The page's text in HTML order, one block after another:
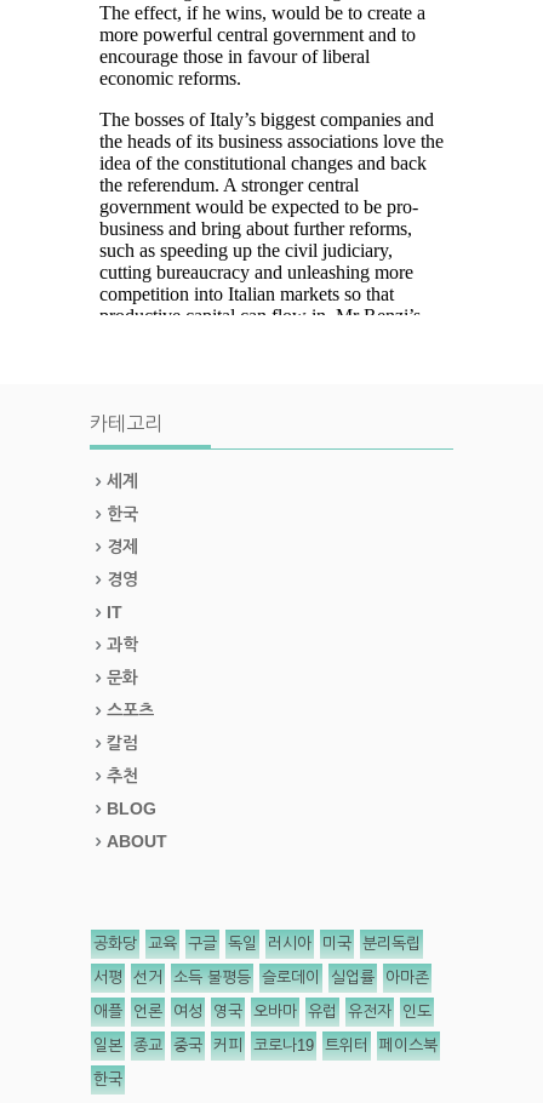
카테고리
세계
한국
경제
경영
IT
과학
문화
스포츠
칼럼
추천
BLOG
ABOUT
공화당 교육 구글 독일 러시아 미국 분리독립
서평 선거 소득 불평등 슬로데이 실업률 아마존
애플 언론 여성 영국 오바마 유럽 유전자 인도
일본 종교 중국 커피 코로나19 트위터 페이스북
한국